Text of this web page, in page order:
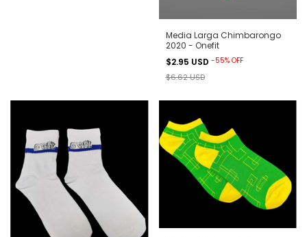
Media Larga Chimbarongo
2020 - Onefit
$2.95 USD -55% OFF
$6.62 USD